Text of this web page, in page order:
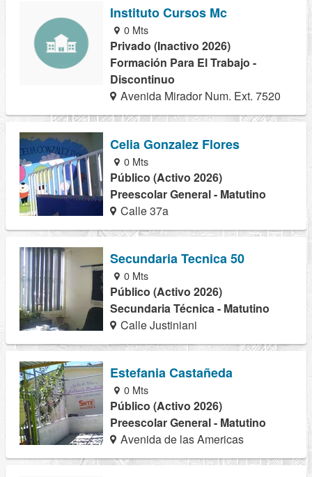
Instituto Cursos Mc
0 Mts
Privado (Inactivo 2026)
Formación Para El Trabajo -
Discontinuo
Avenida Mirador Num. Ext. 7520
Celia Gonzalez Flores
0 Mts
Público (Activo 2026)
Preescolar General - Matutino
Calle 37a
Secundaria Tecnica 50
0 Mts
Público (Activo 2026)
Secundaria Técnica - Matutino
Calle Justiniani
Estefania Castañeda
0 Mts
Público (Activo 2026)
Preescolar General - Matutino
Avenida de las Americas